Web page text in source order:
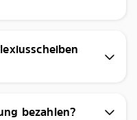
bezahlen?